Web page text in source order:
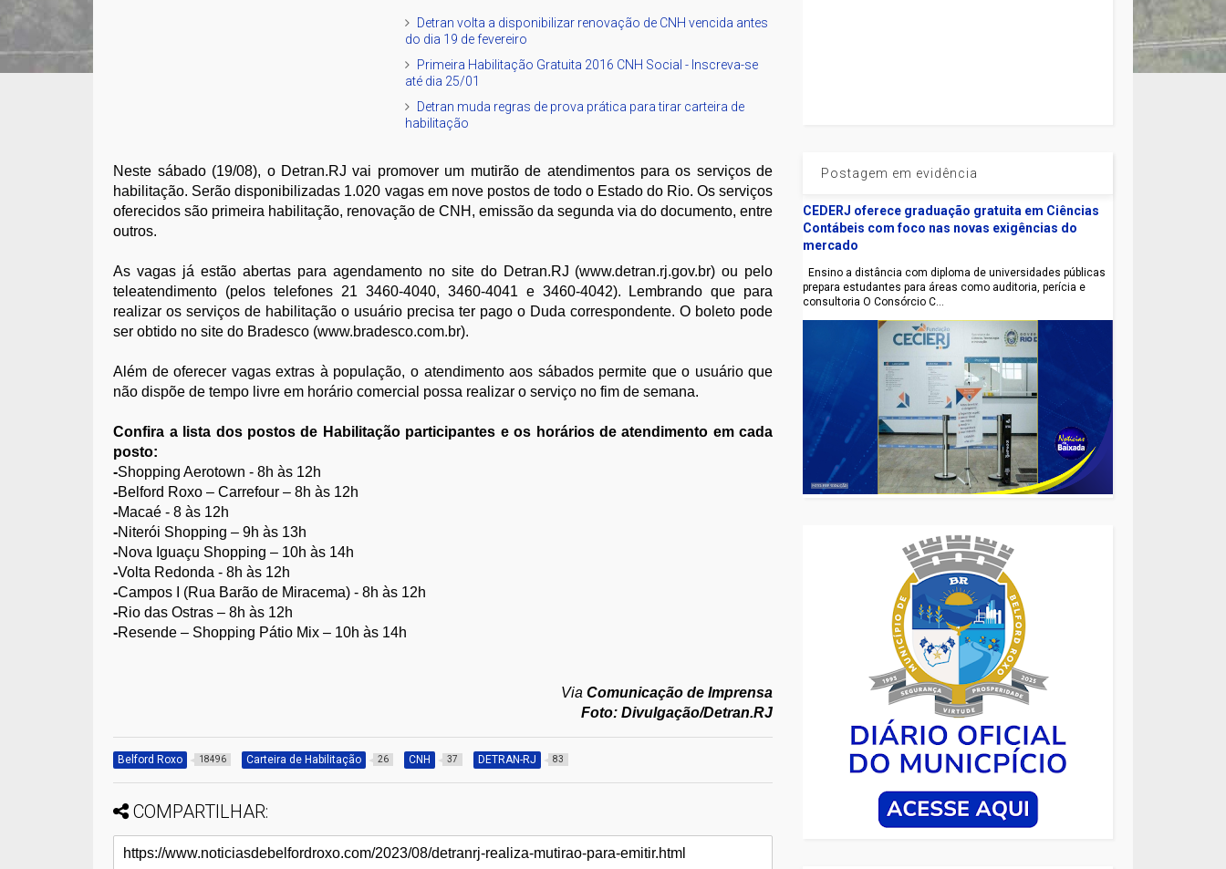
Detran volta a disponibilizar renovação de CNH vencida antes
do dia 19 de fevereiro
Primeira Habilitação Gratuita 2016 CNH Social - Inscreva-se
até dia 25/01
Detran muda regras de prova prática para tirar carteira de
habilitação
Neste sábado (19/08), o Detran.RJ vai promover um mutirão de atendimentos para os serviços de
habilitação. Serão disponibilizadas 1.020 vagas em nove postos de todo o Estado do Rio. Os serviços
oferecidos são primeira habilitação, renovação de CNH, emissão da segunda via do documento, entre
outros.
As vagas já estão abertas para agendamento no site do Detran.RJ (www.detran.rj.gov.br) ou pelo
teleatendimento (pelos telefones 21 3460-4040, 3460-4041 e 3460-4042). Lembrando que para
realizar os serviços de habilitação o usuário precisa ter pago o Duda correspondente. O boleto pode
ser obtido no site do Bradesco (www.bradesco.com.br).
Além de oferecer vagas extras à população, o atendimento aos sábados permite que o usuário que
não dispõe de tempo livre em horário comercial possa realizar o serviço no fim de semana.
Confira a lista dos postos de Habilitação participantes e os horários de atendimento em cada
posto:
-Shopping Aerotown - 8h às 12h
-Belford Roxo – Carrefour – 8h às 12h
-Macaé - 8 às 12h
-Niterói Shopping – 9h às 13h
-Nova Iguaçu Shopping – 10h às 14h
-Volta Redonda - 8h às 12h
-Campos I (Rua Barão de Miracema) - 8h às 12h
-Rio das Ostras – 8h às 12h
-Resende – Shopping Pátio Mix – 10h às 14h
ViaComunicação de Imprensa
Foto: Divulgação/Detran.RJ
Belford Roxo 18496 Carteira de Habilitação 26 CNH 37 DETRAN-RJ 83
COMPARTILHAR:
Postagem em evidência
CEDERJ oferece graduação gratuita em Ciências
Contábeis com foco nas novas exigências do
mercado
Ensino a distância com diploma de universidades públicas
prepara estudantes para áreas como auditoria, perícia e
consultoria O Consórcio C...